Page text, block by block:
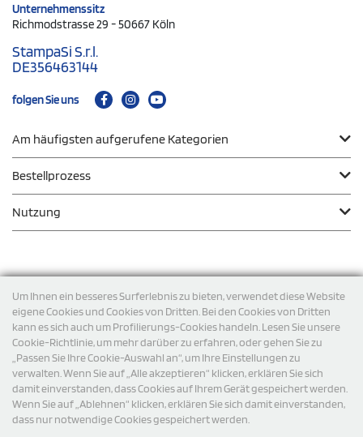
Um Ihnen ein besseres Surferlebnis zu bieten, verwendet diese Website
eigene Cookies und Cookies von Dritten. Bei den Cookies von Dritten
kann es sich auch um Profilierungs-Cookies handeln. Lesen Sie unsere
Cookie-Richtlinie, um mehr darüber zu erfahren, oder gehen Sie zu
„Passen Sie Ihre Cookie-Auswahl an“, um Ihre Einstellungen zu
verwalten. Wenn Sie auf „Alle akzeptieren“ klicken, erklären Sie sich
damit einverstanden, dass Cookies auf Ihrem Gerät gespeichert werden.
Wenn Sie auf „Ablehnen“ klicken, erklären Sie sich damit einverstanden,
dass nur notwendige Cookies gespeichert werden.
Unternehmenssitz
Richmodstrasse 29 - 50667 Köln
StampaSi S.r.l.
DE356463144
folgen Sie uns
Am häufigsten aufgerufene Kategorien
Bestellprozess
Nutzung
Versand